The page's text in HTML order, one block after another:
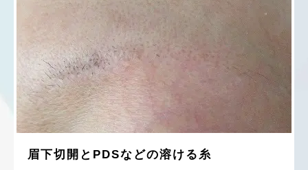
眉下切開とPDSなどの溶ける糸